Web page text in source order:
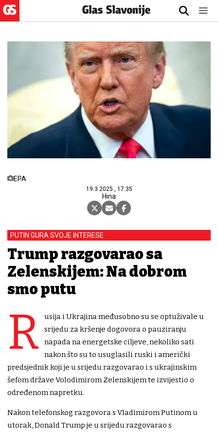
EPA
19.3.2025., 17:35
Hina
PUTIN GURA SVOJE INTERESE
Trump razgovarao sa
Zelenskijem: Na dobrom
smo putu
R
usija i Ukrajina međusobno su se optuživale u
srijedu za kršenje dogovora o pauziranju
napada na energetske ciljeve, nekoliko sati
nakon što su to usuglasili ruski i američki
predsjednik koji je u srijedu razgovarao i s ukrajinskim
šefom države Volodimirom Zelenskijem te izvijestio o
određenom napretku.
Nakon telefonskog razgovora s Vladimirom Putinom u
utorak, Donald Trump je u srijedu razgovarao s